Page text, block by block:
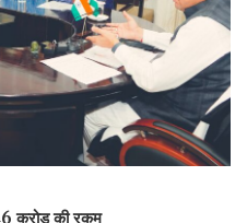
करोड़ की रकम